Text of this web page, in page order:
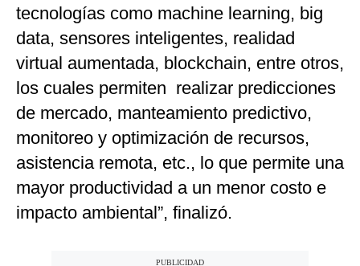
tecnologías como machine learning, big
data, sensores inteligentes, realidad
virtual aumentada, blockchain, entre otros,
los cuales permiten realizar predicciones
de mercado, manteamiento predictivo,
monitoreo y optimización de recursos,
asistencia remota, etc., lo que permite una
mayor productividad a un menor costo e
impacto ambiental”, finalizó.